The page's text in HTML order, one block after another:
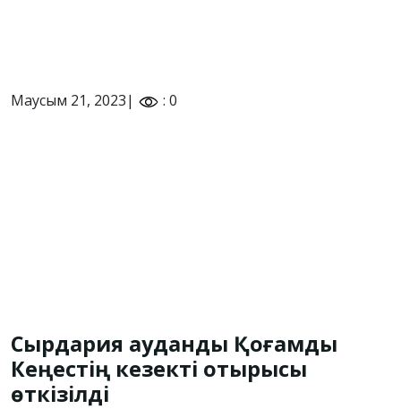
Маусым 21, 2023| : 0
Сырдария аудандық Қоғамдық
Кеңестің кезекті отырысы
өткізілді